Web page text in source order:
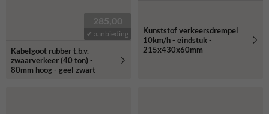
285,00
✔ aanbieding
Kabelgoot rubber t.b.v.
zwaarverkeer (40 ton) -
80mm hoog - geel zwart
Kunststof verkeersdrempel
10km/h - eindstuk -
215x430x60mm